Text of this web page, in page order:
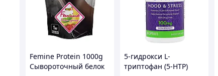
Femine Protein 1000g
Сывороточный белок
5-гидрокси L-
триптофан (5-НТР)